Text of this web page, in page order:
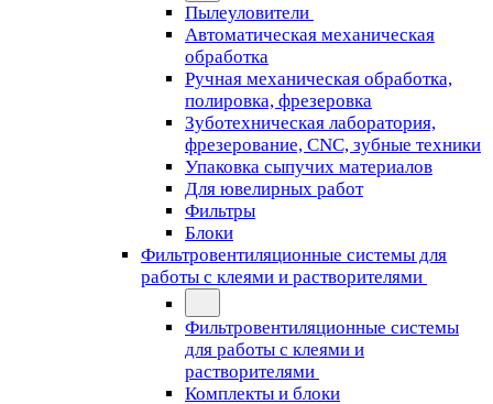
Пылеуловители
Автоматическая механическая
обработка
Ручная механическая обработка,
полировка, фрезеровка
Зуботехническая лаборатория,
фрезерование, CNC, зубные техники
Упаковка сыпучих материалов
Для ювелирных работ
Фильтры
Блоки
Фильтровентиляционные системы для
работы с клеями и растворителями
Фильтровентиляционные системы
для работы с клеями и
растворителями
Комплекты и блоки